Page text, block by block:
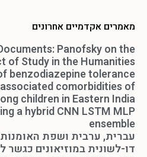
מאמרים אקדמיים אחרונים
Panofsky on the
of Study in the Humanities
benzodiazepine tolerance
comorbidities of
children in Eastern India
a hybrid CNN LSTM MLP
ensemble
עברית, ערבית ושפת
דו-לשונית במוזיאונים כגשר